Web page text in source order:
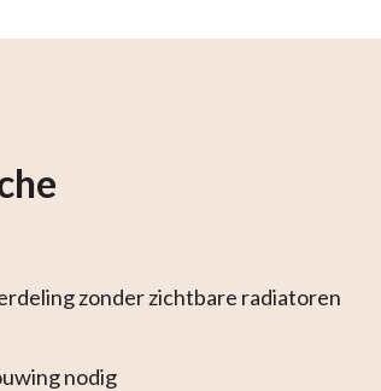
zonder zichtbare radiatoren
nodig